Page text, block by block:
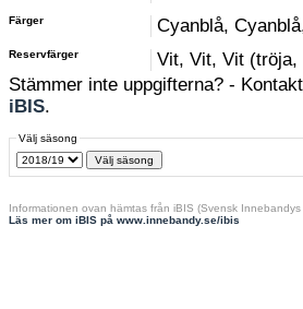
Färger Cyanblå,
Reservfärger
Vit, Vit, Vit (tröja,
Stämmer inte uppgifterna? -
iBIS.
Välj säsong
Informationen ovan hämtas från iBIS (Svensk
Läs mer om iBIS på www.innebandy.se/ibis